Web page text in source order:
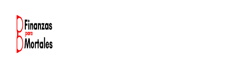
contenido